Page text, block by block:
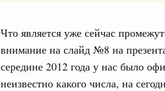
Что является уже сейчас
внимание на слайд №8 на
середине 2012 года у нас было
неизвестно какого числа, на